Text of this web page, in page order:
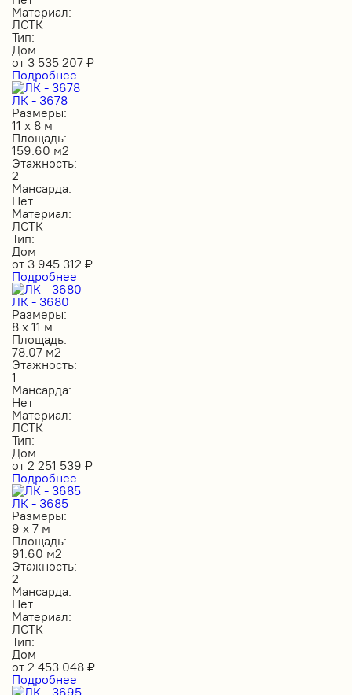
Материал:
ЛСТК
Тип:
Дом
от 3 535 207 ₽
Подробнее
ЛК - 3678
Размеры:
11 х 8 м
Площадь:
159.60 м2
Этажность:
2
Мансарда:
Нет
Материал:
ЛСТК
Тип:
Дом
от 3 945 312 ₽
Подробнее
ЛК - 3680
Размеры:
8 х 11 м
Площадь:
78.07 м2
Этажность:
1
Мансарда:
Нет
Материал:
ЛСТК
Тип:
Дом
от 2 251 539 ₽
Подробнее
ЛК - 3685
Размеры:
9 х 7 м
Площадь:
91.60 м2
Этажность:
2
Мансарда:
Нет
Материал:
ЛСТК
Тип:
Дом
от 2 453 048 ₽
Подробнее